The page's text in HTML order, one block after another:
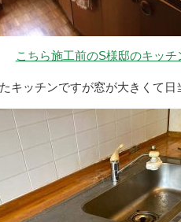
こちら施工前のS様邸のキッチ
キッチンですが窓が大きくて